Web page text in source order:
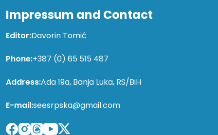
Impressum and Contact
Editor:Davorin Tomić
Phone:+387 (0) 65 515 487
Address:Ada 19a, Banja Luka, RS/BiH
E-mail:seesrpska@gmail.com